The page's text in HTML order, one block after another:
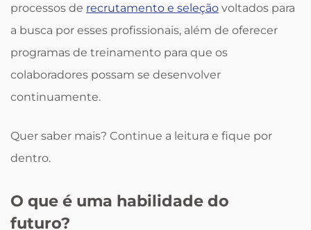
processos de recrutamento e seleção voltados para
a busca por esses profissionais, além de oferecer
programas de treinamento para que os
colaboradores possam se desenvolver
continuamente.
Quer saber mais? Continue a leitura e fique por
dentro.
O que é uma habilidade do
futuro?